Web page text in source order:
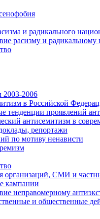
и радикального
расизму и радикальному
2003-2006
в Российской
тенденции проявлений
антисемитизм в
репортажи
по мотиву ненависти
организаций, СМИ и
кампании
неправомерному
и общественные